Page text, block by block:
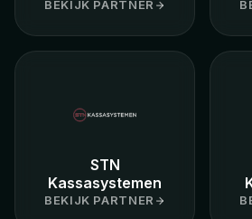
BEKIJK PARTNER
STN
Kassasystemen
BEKIJK PARTNER